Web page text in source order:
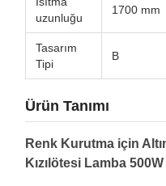
uzunluğu
1700 mm
Tasarım
Tipi
B
Ürün Tanımı
Renk Kurutma için
Kızılötesi Lamba 500W